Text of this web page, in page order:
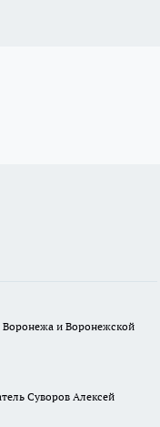
и Воронежской
Суворов Алексей